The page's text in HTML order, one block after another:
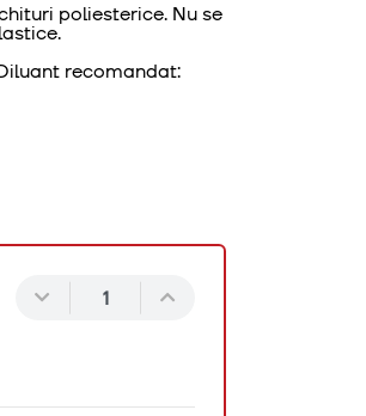
poliesterice. Nu se
recomandat: